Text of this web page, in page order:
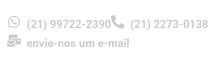
(21) 99722-2390
(21) 2273-0138
envie-nos um e-mail